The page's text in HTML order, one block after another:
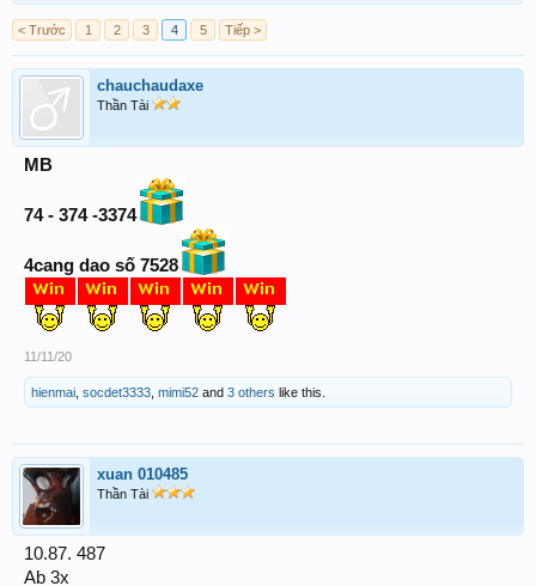
< Trước 1 2 3 4 5 Tiếp >
chauchaudaxe
Thần Tài
MB
74 - 374 -3374
4cang dao số 7528
11/11/20
hienmai socdet3333 mimi52 and 3 others like this.
xuan 010485
Thần Tài
10.87. 487
Ab 3x